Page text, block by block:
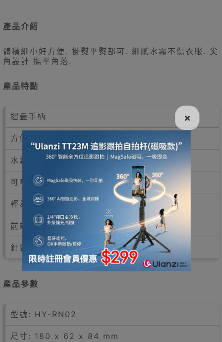
產品介紹
體積細小好方便. 掛熨平熨都可. 細膩水霧不傷衣服. 尖
角設計 撫平角落.
產品特點
摺疊手柄
方便調整掛燙、平燙
水霧按鈕
可噴出細膩水霧，水潤護衣不傷衣物
輕易快捷去褶，各種材質都適用
前端尖角設計
針對衣服角落將細節燙平
產品參數
型號: HY-RN02
尺寸: 180 x 62 x 84 mm
×